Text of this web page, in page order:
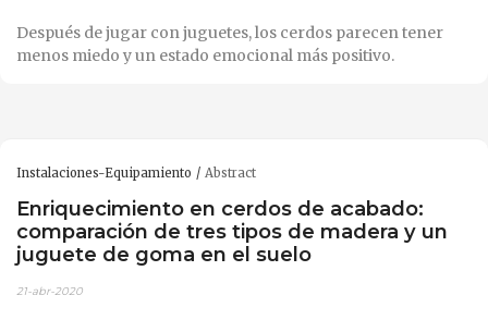
Después de jugar con juguetes, los cerdos parecen tener
menos miedo y un estado emocional más positivo.
Instalaciones-Equipamiento Abstract
Enriquecimiento en cerdos de acabado:
comparación de tres tipos de madera y un
juguete de goma en el suelo
21-abr-2020